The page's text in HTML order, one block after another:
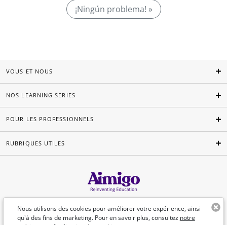
¡Ningún problema! »
Nous utilisons des cookies pour améliorer votre expérience, ainsi
qu'à des fins de marketing. Pour en savoir plus, consultez notre
VOUS ET NOUS
NOS LEARNING SERIES
POUR LES PROFESSIONNELS
RUBRIQUES UTILES
Français